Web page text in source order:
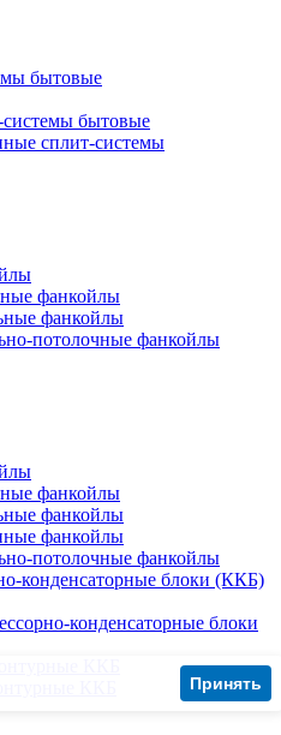
бытовые
бытовые
сплит-системы
фанкойлы
фанкойлы
потолочные фанкойлы
фанкойлы
фанкойлы
фанкойлы
потолочные фанкойлы
конденсаторные блоки (ККБ)
конденсаторные блоки
ККБ
Принять